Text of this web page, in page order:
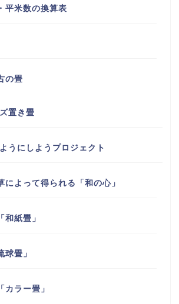
平米数の換算表
の畳
置き畳
うにしようプロジェクト
によって得られる「和の心」
和紙畳」
球畳」
カラー畳」